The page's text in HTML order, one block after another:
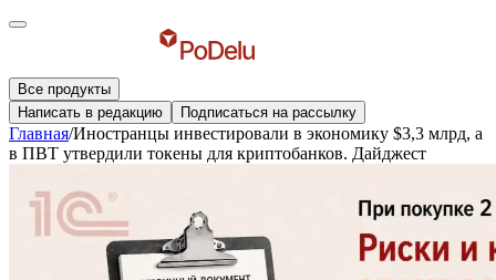
Все продукты
Написать в редакцию
Подписаться на рассылку
Главная/Иностранцы инвестировали в экономику $3,3 млрд, а
в ПВТ утвердили токены для криптобанков. Дайджест